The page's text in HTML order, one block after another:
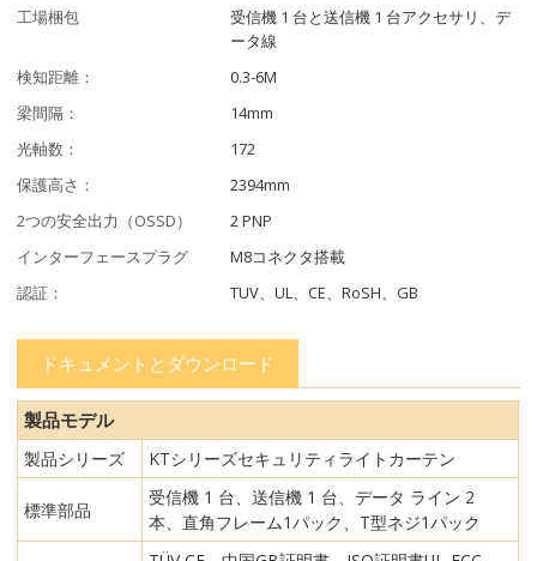
工場梱包
受信機 1 台と送信機 1 台アクセサリ、デ
ータ線
検知距離：
0.3-6M
梁間隔：
14mm
光軸数：
172
保護高さ：
2394mm
2つの安全出力（OSSD）
2 PNP
インターフェースプラグ
M8コネクタ搭載
認証：
TUV、UL、CE、RoSH、GB
ドキュメントとダウンロード
製品モデル
製品シリーズ KTシリーズセキュリティライトカーテン
標準部品
受信機 1 台、送信機 1 台、データ ライン 2
本、直角フレーム1パック、T型ネジ1パック